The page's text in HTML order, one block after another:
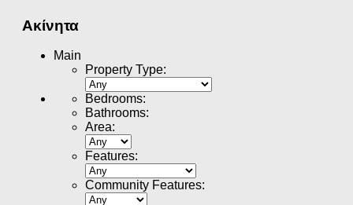
Ακίνητα
Main
Property Type:
Bedrooms:
Bathrooms:
Area:
Features:
Community Features: